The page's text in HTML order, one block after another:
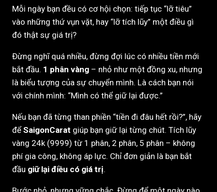
Mỗi ngày bạn đều có cơ hội chọn: tiếp tục “lỡ tiêu”
vào những thứ vụn vặt, hay “lỡ tích lũy” một điều gì
đó thật sự giá trị?
Đừng nghĩ quá nhiều, đừng đợi lúc có nhiều tiền mới
bắt đầu. 1 phân vàng – nhỏ như một đồng xu, nhưng
là biểu tượng của sự chuyển mình. Là cách bạn nói
với chính mình: “Mình có thể giữ lại được.”
Nếu bạn đã từng than phiền “tiền đi đâu hết rồi?”, hãy
để SaigonCarat giúp bạn giữ lại từng chút. Tích lũy
vàng 24k (9999) từ 1 phân, 2 phân, 5 phân – không
phí gia công, không áp lực. Chỉ đơn giản là bạn bắt
đầu giữ lại điều có giá trị.